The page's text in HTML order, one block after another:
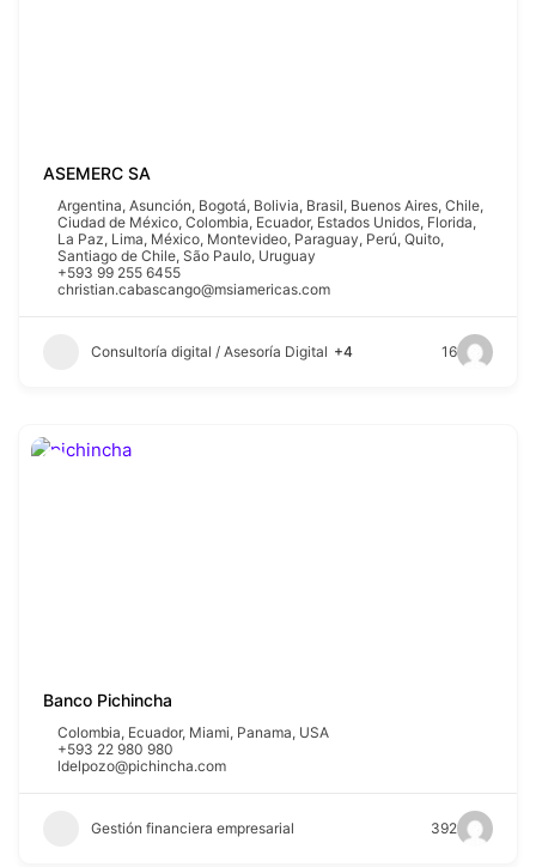
ASEMERC SA
Argentina, Asunción, Bogotá, Bolivia, Brasil, Buenos Aires, Chile,
Ciudad de México, Colombia, Ecuador, Estados Unidos, Florida,
La Paz, Lima, México, Montevideo, Paraguay, Perú, Quito,
Santiago de Chile, São Paulo, Uruguay
+593 99 255 6455
christian.cabascango@msiamericas.com
Consultoría digital / Asesoría Digital +4 16
Banco Pichincha
Colombia, Ecuador, Miami, Panama, USA
+593 22 980 980
ldelpozo@pichincha.com
Gestión financiera empresarial 392